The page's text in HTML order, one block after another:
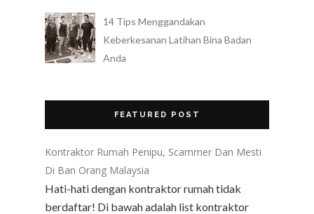
14 Tips Menggandakan
Keberkesanan Latihan Bina Badan
Anda
FEATURED POST
Kontraktor Rumah Penipu, Scammer Dan Mesti
Di Ban Orang Malaysia
Hati-hati dengan kontraktor rumah tidak
berdaftar! Di bawah adalah list kontraktor